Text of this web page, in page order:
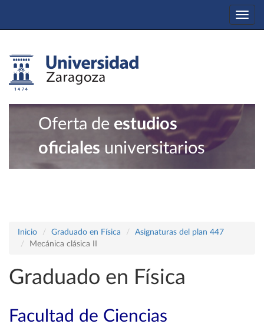
Oferta de estudios
oficiales universitarios
Inicio Graduado en Física
Asignaturas del plan 447
Mecánica clásica II
Graduado en Física
Facultad de Ciencias